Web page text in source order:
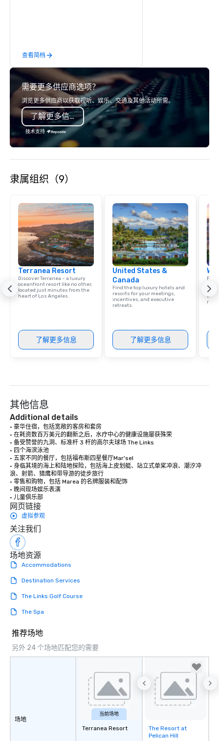
in a captivating coastal haven.
查看简档
需要更多供应商选项？
浏览更多供应商以获取视听、娱乐、交通及其他活动所需。
了解更多信息
技术支持
隶属组织（9）
Terranea Resort
Discover Terranea – a luxury
oceanfront resort like no other,
located just minutes from the
heart of Los Angeles.
了解更多信息
United States &
Canada
Find the top luxury hotels and
resorts for your meetings,
incentives, and executive
retreats.
了解更多信息
其他信息
Additional details
• 豪华住宿，包括宽敞的客房和套房
• 在耗资数百万美元的翻新之后，水疗中心的健康设施屡获殊荣
• 备受赞誉的九洞、标准杆 3 杆的高尔夫球场 The Links
• 四个海滨泳池
• 五家不同的餐厅，包括福布斯四星餐厅Mar'sel
• 身临其境的海上和陆地探险，包括海上皮划艇、站立式单桨冲浪、潮汐冲
浪、射箭、猎鹰和带导游的徒步旅行
• 零售和购物，包括 Marea 的名牌服装和配饰
• 晚间现场娱乐表演
• 儿童俱乐部
网页链接
虚拟参观
关注我们
场地资源
Accommodations
Destination Services
The Links Golf Course
The Spa
推荐场地
另外 24 个场地匹配您的需要
场地
当前场地
Terranea Resort
Removed from
favorites
The Resort at
Pelican Hill